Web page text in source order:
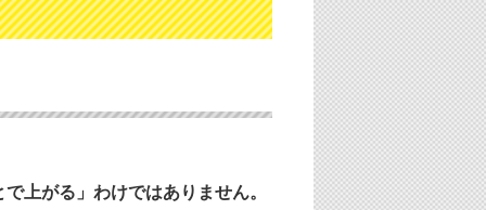
上がる」わけではありません。